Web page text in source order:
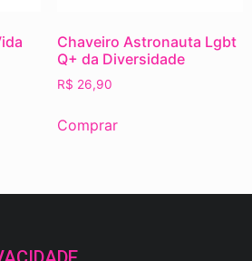
Chaveiro Astronauta Lgbt
Q+ da Diversidade
R$ 26,90
Comprar